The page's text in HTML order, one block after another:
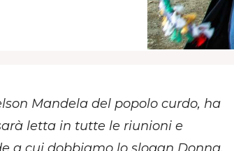
Mandela del popolo curdo, ha
letta in tutte le riunioni e